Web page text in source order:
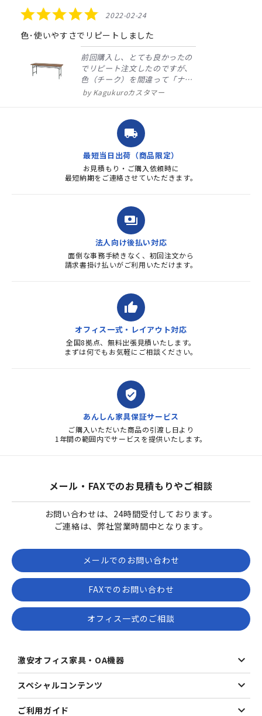
5.0
star
rating
2022-02-24
色･使いやすさでリピートしました
前回購入し、とても良かったの
でリピート注文したのですが、
色（チーク）を間違って「ナチ
ュラル」としてしまいました。
ました。商品到着も早く、品
質・使いやすさで満足していま
す。また、リピートするときは
よろしくお...
Kagukuroカスタマー
local_shipping
最短当日出荷（商品限定）
お見積もり・ご購入依頼時に
最短納期をご連絡させていただきます。
payments
法人向け後払い対応
面倒な事務手続きなく、初回注文から
請求書掛け払いがご利用いただけます。
thumb_up
オフィス一式・レイアウト対応
全国8拠点、無料出張見積いたします。
まずは何でもお気軽にご相談ください。
verified_user
あんしん家具保証サービス
ご購入いただいた商品の引渡し日より
1年間の範囲内でサービスを提供いたします。
メール・FAXでのお見積もりやご相談
お問い合わせは、24時間受付しております。
ご連絡は、弊社営業時間中となります。
メールでのお問い合わせ
FAXでのお問い合わせ
オフィス一式のご相談
激安オフィス家具・OA機器
スペシャルコンテンツ
ご利用ガイド